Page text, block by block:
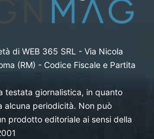
di WEB 365 SRL - Via Nicola
(RM) - Codice Fiscale e Partita
testata giornalistica, in quanto
alcuna periodicità. Non può
prodotto editoriale ai sensi della